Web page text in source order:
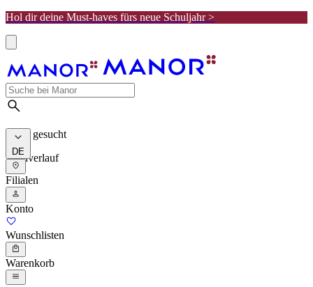
Hol dir deine Must-haves fürs neue Schuljahr >
Meist gesucht
Suchverlauf
DE
Filialen
Konto
Wunschlisten
Warenkorb